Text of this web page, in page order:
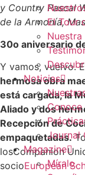
El Tour
Noticias
Conoce
Journal
Magazine
Míralo.
y Country Pascal
de la Armonía,
30o aniversario
Y vamos, vuelvo.
hermosa obra
está cargada, la
Aliado y dos
Recepción de
empaquetadas.
losCompanion
socioEuropean